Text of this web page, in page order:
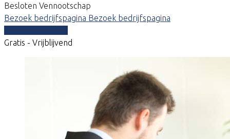
Besloten Vennootschap
Bezoek bedrijfspagina Bezoek bedrijfspagina
Gratis - Vrijblijvend